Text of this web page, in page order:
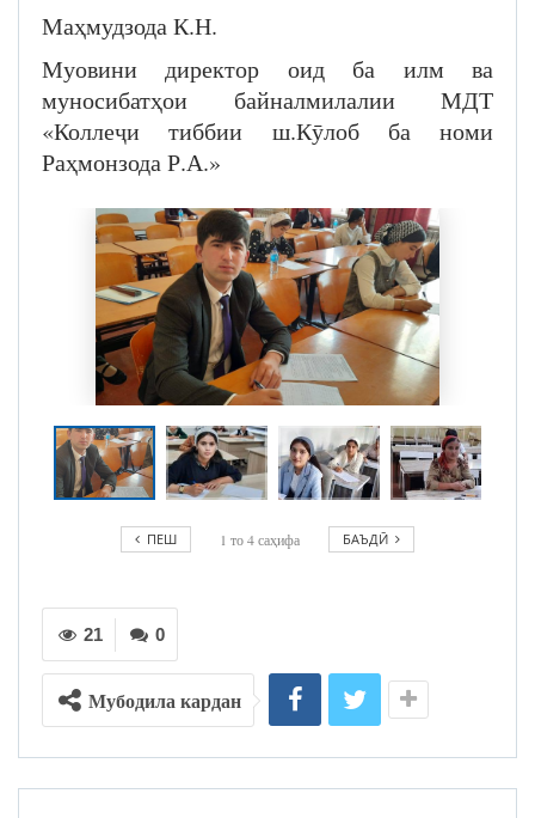
Маҳмудзода К.Н.
Муовини директор оид ба илм ва
муносибатҳои байналмилалии МДТ
«Коллеҷи тиббии ш.Кӯлоб ба номи
Раҳмонзода Р.А.»
ПЕШ 1 то4саҳифа БАЪДӢ
0
21
Мубодила кардан